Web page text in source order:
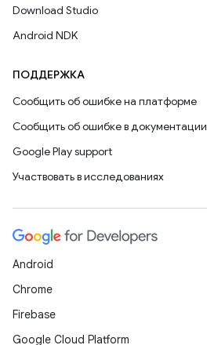
Download Studio
Android NDK
ПОДДЕРЖКА
Сообщить об ошибке на платформе
Сообщить об ошибке в документации
Google Play support
Участвовать в исследованиях
Android
Chrome
Firebase
Google Cloud Platform